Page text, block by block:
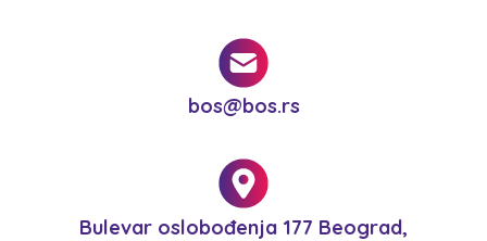
bos@bos.rs
Bulevar oslobođenja 177 Beograd,